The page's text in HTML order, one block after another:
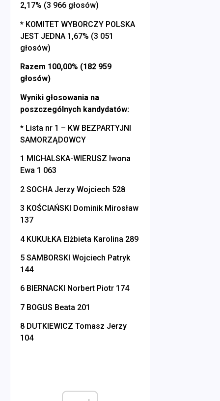
2,17% (3 966 głosów)
* KOMITET WYBORCZY POLSKA
JEST JEDNA 1,67% (3 051
głosów)
Razem 100,00% (182 959
głosów)
Wyniki głosowania na
poszczególnych kandydatów:
* Lista nr 1 – KW BEZPARTYJNI
SAMORZĄDOWCY
1 MICHALSKA-WIERUSZ Iwona
Ewa 1 063
2 SOCHA Jerzy Wojciech 528
3 KOŚCIAŃSKI Dominik Mirosław
137
4 KUKUŁKA Elżbieta Karolina 289
5 SAMBORSKI Wojciech Patryk
144
6 BIERNACKI Norbert Piotr 174
7 BOGUS Beata 201
8 DUTKIEWICZ Tomasz Jerzy
104